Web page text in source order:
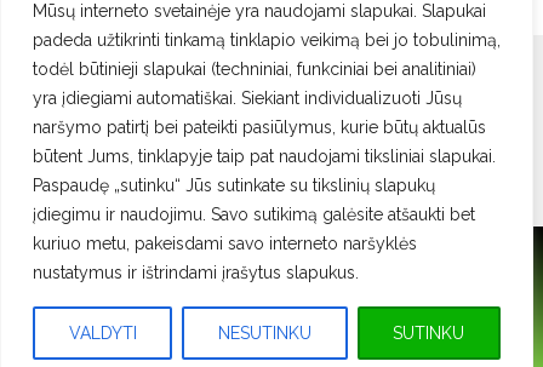
Mūsų interneto svetainėje yra naudojami slapukai. Slapukai
padeda užtikrinti tinkamą tinklapio veikimą bei jo tobulinimą,
todėl būtinieji slapukai (techniniai, funkciniai bei analitiniai)
yra įdiegiami automatiškai. Siekiant individualizuoti Jūsų
naršymo patirtį bei pateikti pasiūlymus, kurie būtų aktualūs
būtent Jums, tinklapyje taip pat naudojami tiksliniai slapukai.
Paspaudę „sutinku“ Jūs sutinkate su tikslinių slapukų
įdiegimu ir naudojimu. Savo sutikimą galėsite atšaukti bet
kuriuo metu, pakeisdami savo interneto naršyklės
nustatymus ir ištrindami įrašytus slapukus.
VALDYTI NESUTINKU SUTINKU
© 2026. MAXMEDA GINEKOLOGIJOS KLINIKA VILNIUJE
info@maxmeda.lt
Tel: +370 52137708 , Tel: +370 62078846